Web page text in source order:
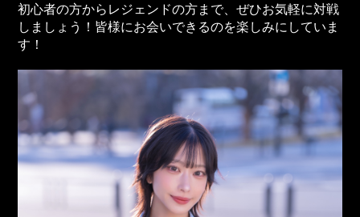
初心者の方からレジェンドの方まで、ぜひお気軽に対戦
しましょう！皆様にお会いできるのを楽しみにしていま
す！